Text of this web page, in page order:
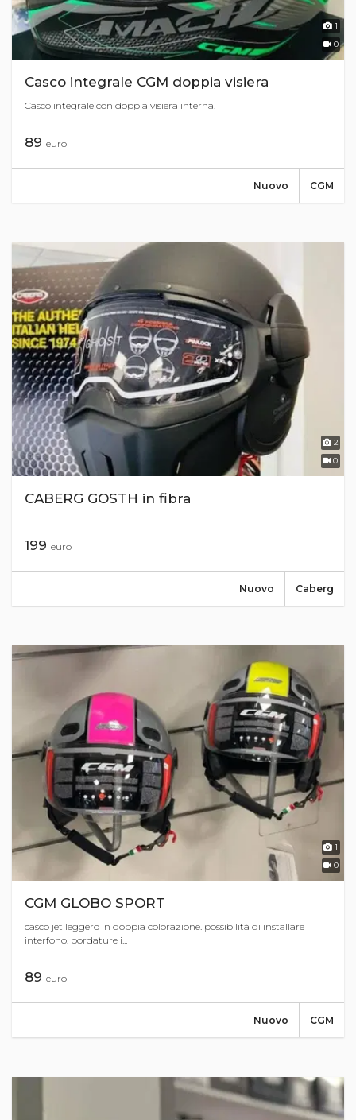
1
0
Casco integrale CGM doppia visiera
Casco integrale con doppia visiera interna.
89 euro
CGM
Nuovo
2
0
CABERG GOSTH in fibra
199 euro
Caberg
Nuovo
1
0
CGM GLOBO SPORT
casco jet leggero in doppia colorazione. possibilità di installare
interfono. bordature i...
89 euro
CGM
Nuovo